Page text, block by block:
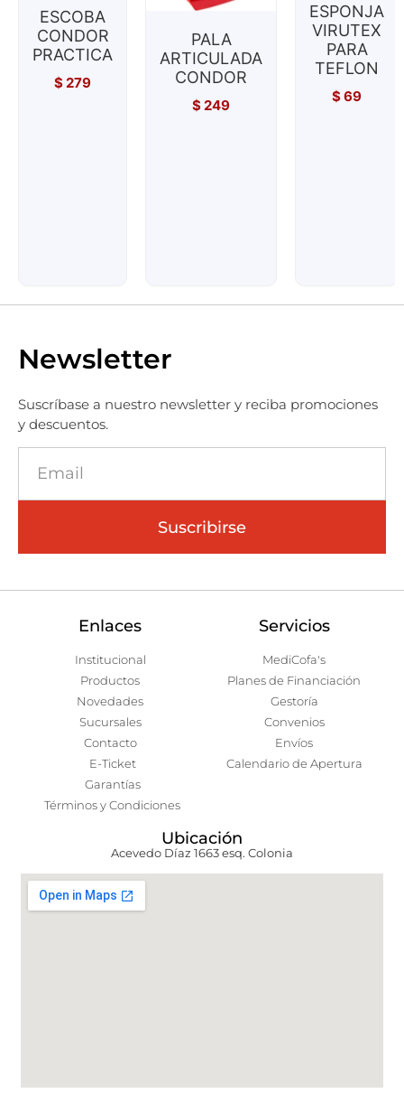
ESCOBA
CONDOR
PRACTICA
$279
PALA
ARTICULADA
CONDOR
$249
ESPONJA
VIRUTEX
PARA
TEFLON
$69
Newsletter
Suscríbase a nuestro newsletter y reciba promociones
y descuentos.
Suscribirse
Enlaces
Institucional
Productos
Novedades
Sucursales
Contacto
E-Ticket
Garantías
Términos y Condiciones
Servicios
MediCofa's
Planes de Financiación
Gestoría
Convenios
Envíos
Calendario de Apertura
Ubicación
Acevedo Díaz 1663 esq. Colonia